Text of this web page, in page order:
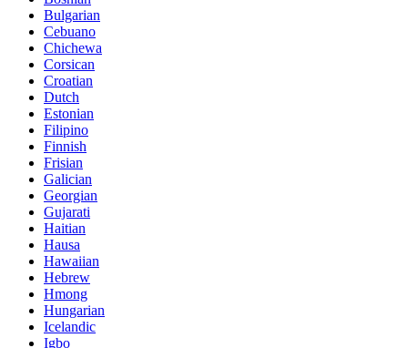
Bulgarian
Cebuano
Chichewa
Corsican
Croatian
Dutch
Estonian
Filipino
Finnish
Frisian
Galician
Georgian
Gujarati
Haitian
Hausa
Hawaiian
Hebrew
Hmong
Hungarian
Icelandic
Igbo